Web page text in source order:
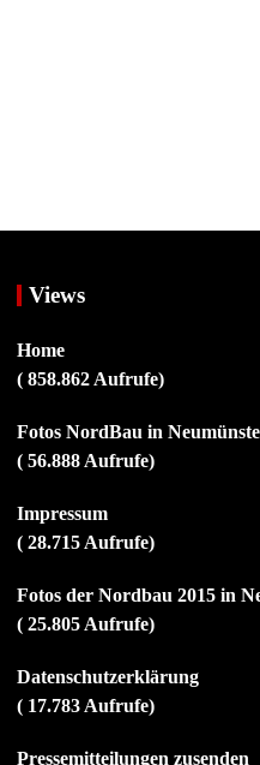
Views
Home
( 858.862 Aufrufe)
Fotos NordBau in
( 56.888 Aufrufe)
Impressum
( 28.715 Aufrufe)
Fotos der Nordbau 2015 in
( 25.805 Aufrufe)
Datenschutzerklärung
( 17.783 Aufrufe)
Pressemitteilungen zusenden